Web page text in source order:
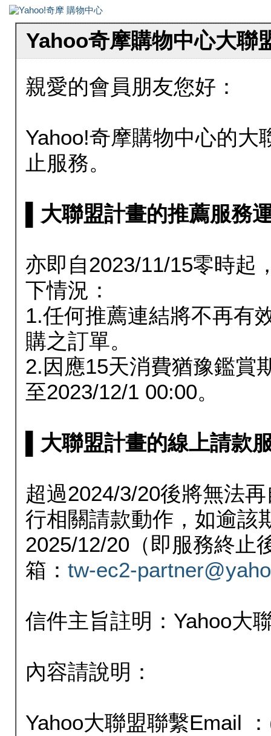
Yahoo奇摩購物中心大聯
親愛的會員朋友您好：
Yahoo!奇摩購物中心的大
止服務。
▌大聯盟計畫的推薦服務
亦即自2023/11/15零時起
下情況：
1.任何推薦連結將不再有
購之訂單。
2.因應15天消費猶豫鑑賞
至2023/12/1 00:00。
▌大聯盟計畫的線上請款
超過2024/3/20後將無法
行相關請款動作，如逾該
2025/12/20（即服務終止
箱： tw-ec2-
信件主旨註明：Yahoo大
內容請說明：
Yahoo大聯盟聯繫Email